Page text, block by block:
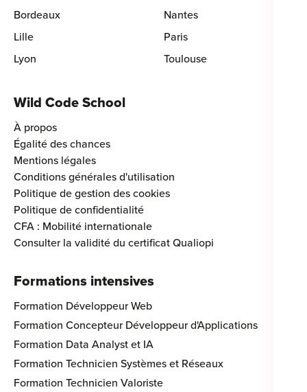
Bordeaux
Lille
Lyon
Nantes
Paris
Toulouse
Wild Code School
À propos
Égalité des chances
Mentions légales
Conditions générales d'utilisation
Politique de gestion des cookies
Politique de confidentialité
CFA : Mobilité internationale
Consulter la validité du certificat Qualiopi
Formations intensives
Formation Développeur Web
Formation Concepteur Développeur d'Applications
Formation Data Analyst et IA
Formation Technicien Systèmes et Réseaux
Formation Technicien Valoriste